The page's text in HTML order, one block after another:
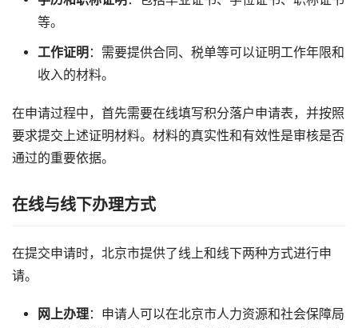
等。
工作证明 ：需要提供合同、税单等可以证明工作年限和
收入的材料。
在申请过程中，首先需要在线填写积分落户申请表，并按照
要求提交上述证明材料。材料的真实性和有效性是审核是否
通过的重要依据。
在线与线下办理方式
在提交申请时，北京市提供了线上和线下两种方式进行申
请。
网上办理：申请人可以在北京市人力资源和社会保障局